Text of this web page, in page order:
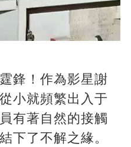
鋒！作為影星謝
小就頻繁出入于
有著自然的接觸
下了不解之緣。